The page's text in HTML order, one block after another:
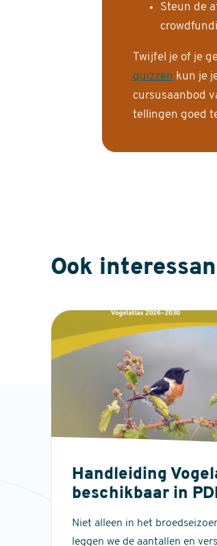
Steun de
Twijfel je of je
quizzen kun je
cursusaanbod
tellingen goed
Ook
Handleiding
beschikbaar in
Niet alleen in het
leggen we de aantallen en